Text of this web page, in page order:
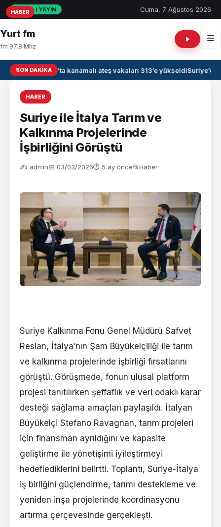
CANLI YAYIN Cuma, 7 Ağustos 2026
Yurt fm
fm 97.8 Mhz
SON DAKIKAIrak’ta kanamalı ateş vakaları 313’e yükseldiSuriye’de
HABER
Suriye ile İtalya Tarım ve
Kalkınma Projelerinde
İşbirliğini Görüştü
✍️ admin📅 03/03/2026⏱ 5 ay önce📂Haber
Suriye Kalkınma Fonu Genel Müdürü Safvet
Reslan, İtalya’nın Şam Büyükelçiliği ile tarım
ve kalkınma projelerinde işbirliği fırsatlarını
görüştü. Görüşmede, fonun ulusal platform
projesi tanıtılırken şeffaflık ve veri odaklı karar
desteği sağlama amaçları paylaşıldı. İtalyan
Büyükelçi Stefano Ravagnan, tarım projeleri
için finansman ayrıldığını ve kapasite
geliştirme ile yönetişimi iyileştirmeyi
hedeflediklerini belirtti. Toplantı, Suriye-İtalya
iş birliğini güçlendirme, tarımı destekleme ve
yeniden inşa projelerinde koordinasyonu
artırma çerçevesinde gerçekleşti.
HABER
HABER
HABER